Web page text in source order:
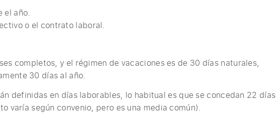
el año.
o el contrato laboral.
completos, y el régimen de vacaciones es de 30 días naturales,
30 días al año.
definidas en días laborables, lo habitual es que se concedan 22 días
varía según convenio, pero es una media común).